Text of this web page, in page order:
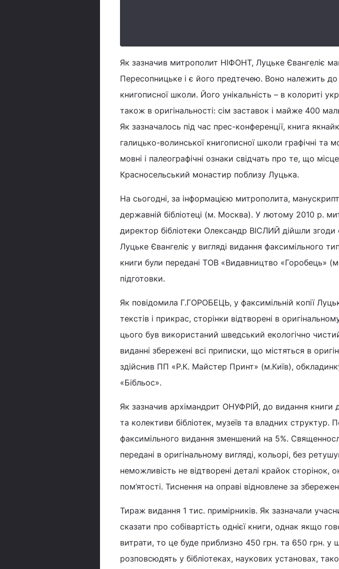
Як зазначив митрополит НІФОНТ, Луцьке Євангеліє
Пересопницьке і є його предтечею. Воно належить до
книгописної школи. Його унікальність – в колориті
також в оригінальності: сім заставок і майже 400
Як зазначалось під час прес-конференції, книга
галицько-волинської книгописної школи графічні та
мовні і палеографічні ознаки свідчать про те, що
Красносельський монастир поблизу Луцька.
На сьогодні, за інформацією митрополита, манускрипт
державній бібліотеці (м. Москва). У лютому 2010 р.
директор бібліотеки Олександр ВІСЛИЙ дійшли
Луцьке Євангеліє у вигляді видання факсимільного
книги були передані ТОВ «Видавництво «Горобець»
підготовки.
Як повідомила Г.ГОРОБЕЦЬ, у факсимільній копії
текстів і прикрас, сторінки відтворені в
цього був використаний шведський екологічно
виданні збережені всі приписки, що містяться в
здійснив ПП «Р.К. Майстер Принт» (м.Київ),
«Бібльос».
Як зазначив архімандрит ОНУФРІЙ, до видання книги
та колективи бібліотек, музеїв та владних структур.
факсимільного видання зменшений на 5%.
передані в оригінальному вигляді, кольорі, без
неможливість не відтворені деталі крайок сторінок,
пом’ятості. Тиснення на оправі відновлене за
Тираж видання 1 тис. примірників. Як зазначали
сказати про собівартість однієї книги, однак якщо
витрати, то це буде приблизно 450 грн. та 650 грн. у
розповсюдять у бібліотеках, наукових установах,